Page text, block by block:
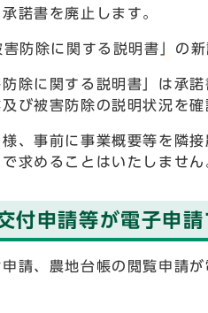
諾書を廃止します。
防除に関する説明書」の新
除に関する説明書」は承
び被害防除の説明状況を確
、事前に事業概要等を隣
求めることはいたしません
付申請等が電子申請
請、農地台帳の閲覧申請